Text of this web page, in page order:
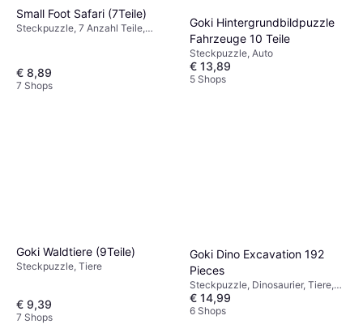
Small Foot Safari (7Teile)
Steckpuzzle, 7 Anzahl Teile,
€ 8,89
7 Shops
Goki Hintergrundbildpuzzle
Fahrzeuge 10 Teile
Steckpuzzle, Auto
€ 13,89
5 Shops
Goki Waldtiere (9Teile)
Steckpuzzle, Tiere
€ 9,39
7 Shops
Goki Dino Excavation 192
Pieces
Steckpuzzle, Dinosaurier, Tiere,
192 Anzahl Teile, 46.5x33cm
€ 14,99
6 Shops